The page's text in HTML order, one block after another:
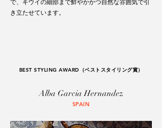
で、キウイの細部まで鮮やかかつ自然な雰囲気で引
き立たせています。
BEST STYLING AWARD（ベストスタイリング賞）
Alba Garcia Hernandez
SPAIN